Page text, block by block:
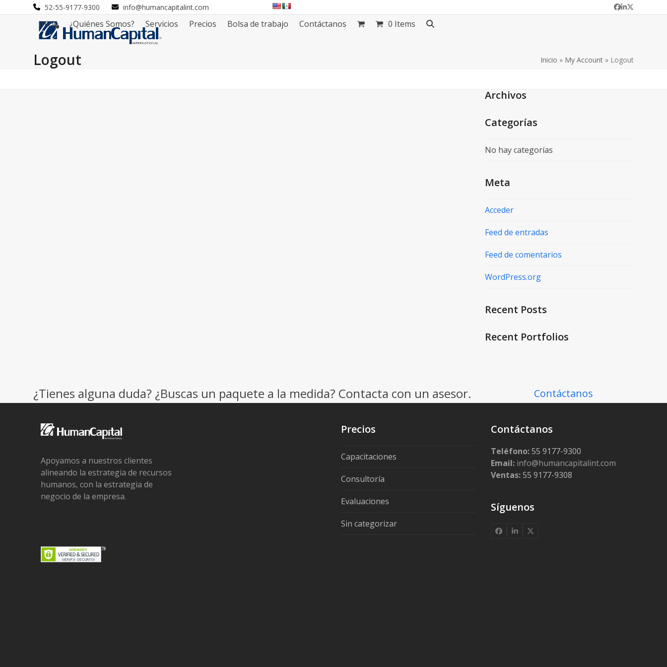
52-55-9177-9300 info@humancapitalint.com Facebook
LinkedIn
Twitter
Inicio ¿Quiénes Somos? Servicios Precios Bolsa de trabajo Contáctanos 0 Items
Logout Inicio » My Account» Logout
Archivos
Categorías
No hay categorías
Meta
Acceder
Feed de entradas
Feed de comentarios
WordPress.org
Recent Posts
Recent Portfolios
¿Tienes alguna duda? ¿Buscas un paquete a la medida? Contacta con un asesor. Contáctanos
Apoyamos a nuestros clientes
alineando la estrategia de recursos
humanos, con la estrategia de
negocio de la empresa.
Precios
Capacitaciones
Consultoría
Evaluaciones
Sin categorizar
Contáctanos
Teléfono:55 9177-9300
Email: info@humancapitalint.com
Ventas:55 9177-9308
Síguenos
Facebook
LinkedIn
X